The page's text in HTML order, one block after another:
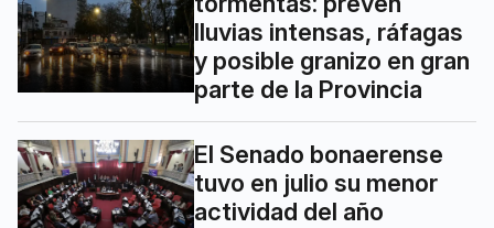
lluvias intensas, ráfagas
y posible granizo en gran
parte de la Provincia
El Senado bonaerense
tuvo en julio su menor
actividad del año